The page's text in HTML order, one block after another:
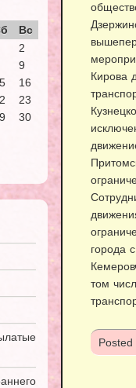
Кирова
города
том
Вс
2
9
16
23
30